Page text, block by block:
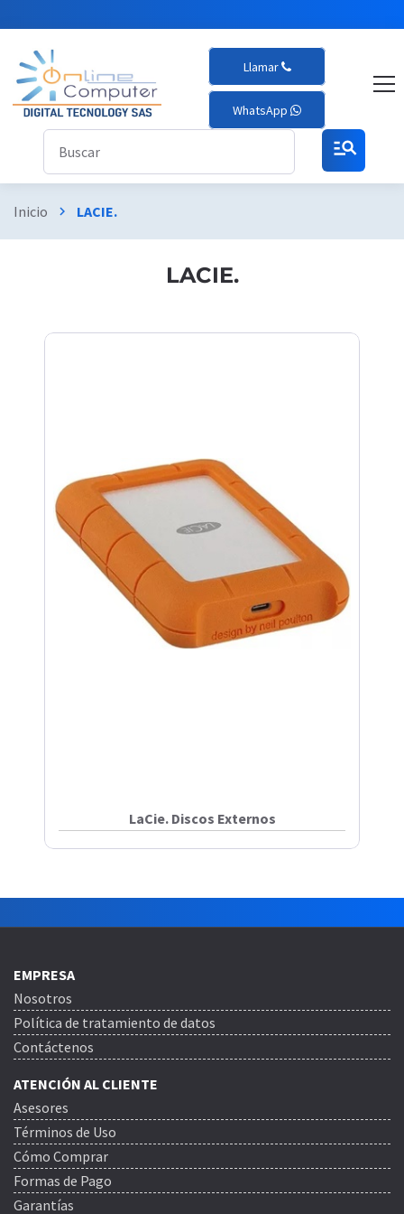
Llamar
WhatsApp
manage_search
Inicio chevron_right LACIE.
LACIE.
LaCie. Discos Externos
EMPRESA
Nosotros
Política de tratamiento de datos
Contáctenos
ATENCIÓN AL CLIENTE
Asesores
Términos de Uso
Cómo Comprar
Formas de Pago
Garantías